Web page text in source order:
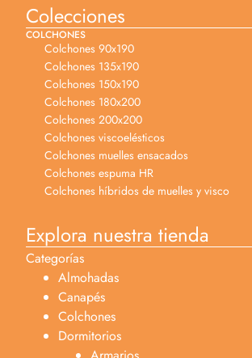
Colecciones
COLCHONES
Colchones 90x190
Colchones 135x190
Colchones 150x190
Colchones 180x200
Colchones 200x200
Colchones viscoelésticos
Colchones muelles ensacados
Colchones espuma HR
Colchones híbridos de muelles y visco
Explora nuestra tienda
Categorías
Almohadas
Canapés
Colchones
Dormitorios